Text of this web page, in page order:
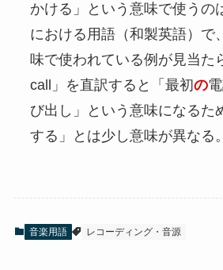
かける」という意味で使うの
における用語（和製英語）で
味で使われている例が見当た
call」を直訳すると「最初の
び出し」という意味になるた
する」とは少し意味が異なる。
音楽用語 レコーディング・音源